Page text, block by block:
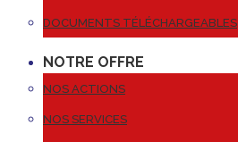
DOCUMENTS TÉLÉCHARGEABLES
NOTRE OFFRE
NOS ACTIONS
NOS SERVICES